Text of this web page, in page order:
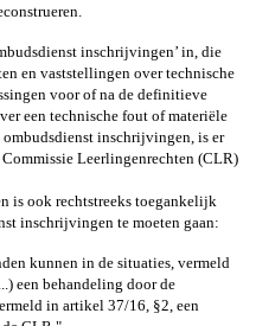
inschrijvingen’ in, die
en vaststellingen over technische
voor of na de definitieve
een technische fout of materiële
inschrijvingen, is er
Leerlingenrechten (CLR)
is ook rechtstreeks toegankelijk
inschrijvingen te moeten gaan:
kunnen in de situaties, vermeld
een behandeling door de
in artikel 37/16, §2, een